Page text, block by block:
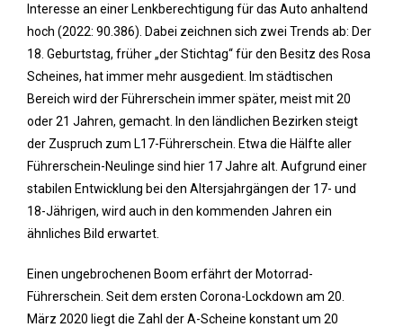
Interesse an einer Lenkberechtigung für das Auto anhaltend
hoch (2022: 90.386). Dabei zeichnen sich zwei Trends ab: Der
18. Geburtstag, früher „der Stichtag“ für den Besitz des Rosa
Scheines, hat immer mehr ausgedient. Im städtischen
Bereich wird der Führerschein immer später, meist mit 20
oder 21 Jahren, gemacht. In den ländlichen Bezirken steigt
der Zuspruch zum L17-Führerschein. Etwa die Hälfte aller
Führerschein-Neulinge sind hier 17 Jahre alt. Aufgrund einer
stabilen Entwicklung bei den Altersjahrgängen der 17- und
18-Jährigen, wird auch in den kommenden Jahren ein
ähnliches Bild erwartet.
Einen ungebrochenen Boom erfährt der Motorrad-
Führerschein. Seit dem ersten Corona-Lockdown am 20.
März 2020 liegt die Zahl der A-Scheine konstant um 20